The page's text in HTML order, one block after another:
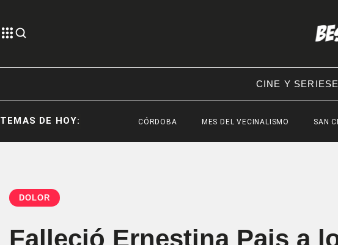
CINE Y SERIES
TEMAS DE HOY: CÓRDOBA MES DEL VECINALISMO SAN
DOLOR
Falleció Ernestina Pais a